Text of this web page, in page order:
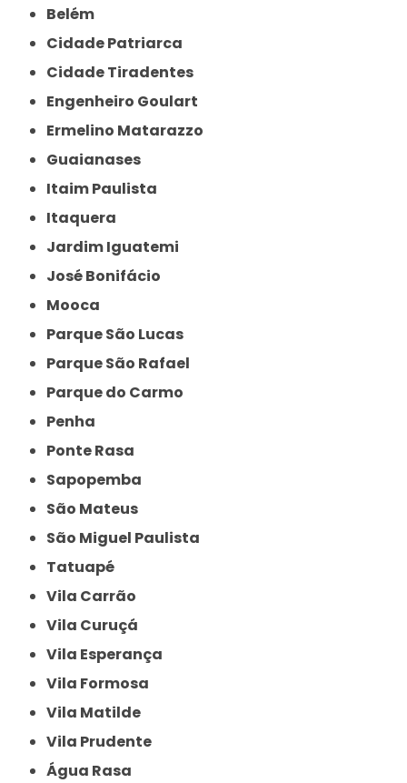
Belém
Cidade Patriarca
Cidade Tiradentes
Engenheiro Goulart
Ermelino Matarazzo
Guaianases
Itaim Paulista
Itaquera
Jardim Iguatemi
José Bonifácio
Mooca
Parque São Lucas
Parque São Rafael
Parque do Carmo
Penha
Ponte Rasa
Sapopemba
São Mateus
São Miguel Paulista
Tatuapé
Vila Carrão
Vila Curuçá
Vila Esperança
Vila Formosa
Vila Matilde
Vila Prudente
Água Rasa